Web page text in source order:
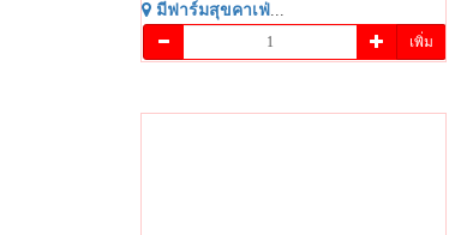
มี​ฟาร์​มสุข​คาเฟ่​ ...
เพิ่ม